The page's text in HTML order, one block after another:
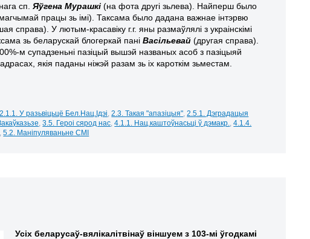
сп. Яўгена Мурашкі(на фота другі зьлева). Найперш было
працы зь імі). Таксама было дадана важнае інтэрвю
справа). У лютым-красавіку г.г. яны размаўлялі з украінскімі
зь беларускай блогеркай пані Васільевай(другая справа).
м супадзеньні пазіцый вышэй названых асоб з пазіцыяй
якія паданы ніжэй разам зь іх кароткім зьместам.
2.1.1. У разьвіцьцё Бел.Нац.Ідэі ,2.3. Такая "апазіцыя" ,2.5.1. Дэградацыя
,3.5. Героі сярод нас ,4.1.1. Нац.каштоўнасьці ў дэмакр. ,4.1.4.
,5.2. Маніпуляваньне СМІ
Усіх беларусаў-вялікалітвінаў віншуем з 103-мі ўгодкамі